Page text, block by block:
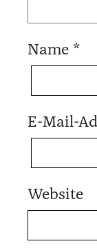
Name *
E-Mail-
Website